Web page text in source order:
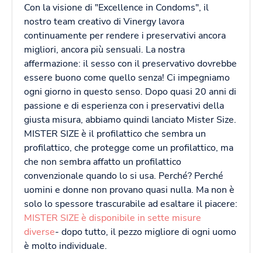
Con la visione di "Excellence in Condoms", il
nostro team creativo di Vinergy lavora
continuamente per rendere i preservativi ancora
migliori, ancora più sensuali. La nostra
affermazione: il sesso con il preservativo dovrebbe
essere buono come quello senza! Ci impegniamo
ogni giorno in questo senso. Dopo quasi 20 anni di
passione e di esperienza con i preservativi della
giusta misura, abbiamo quindi lanciato Mister Size.
MISTER SIZE è il profilattico che sembra un
profilattico, che protegge come un profilattico, ma
che non sembra affatto un profilattico
convenzionale quando lo si usa. Perché? Perché
uomini e donne non provano quasi nulla. Ma non è
solo lo spessore trascurabile ad esaltare il piacere:
MISTER SIZE è disponibile in sette misure
diverse- dopo tutto, il pezzo migliore di ogni uomo
è molto individuale.